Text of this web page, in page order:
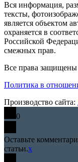
Вся информация,
тексты,
является объектом
охраняется в
Российской
смежных прав.
Все права защищены
Политика в
Производство сайта:
0
Оставьте
статьи.x